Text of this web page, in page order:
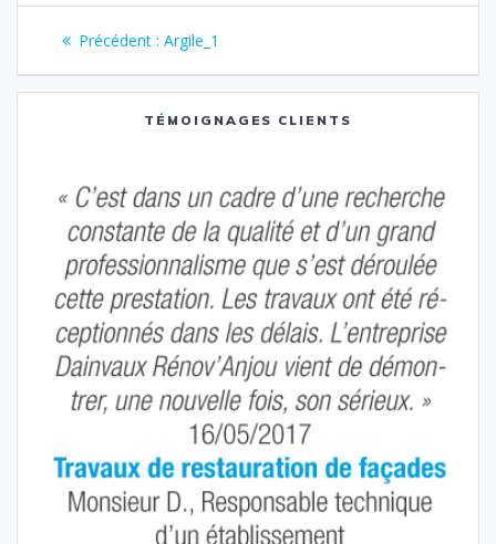
Navigation
de
l’article
Précédent : Article
Argile_1
TÉMOIGNAGES CLIENTS